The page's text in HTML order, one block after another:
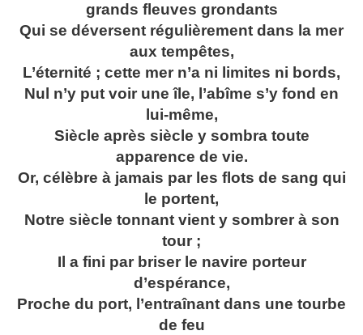
grands fleuves grondants
Qui se déversent régulièrement dans la mer
aux tempêtes,
L’éternité ; cette mer n’a ni limites ni bords,
Nul n’y put voir une île, l’abîme s’y fond en
lui-même,
Siècle après siècle y sombra toute
apparence de vie.
Or, célèbre à jamais par les flots de sang qui
le portent,
Notre siècle tonnant vient y sombrer à son
tour ;
Il a fini par briser le navire porteur
d’espérance,
Proche du port, l’entraînant dans une tourbe
de feu